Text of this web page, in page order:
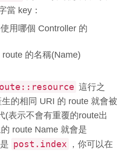
當 key：
用哪個 Controller 的
route 的名稱(Name)
這行之
的相同 URI 的 route 就會被
(表示不會有重覆的route出
route Name 就會是
post.index
，你可以在